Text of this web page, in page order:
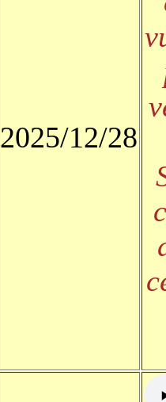
2025/12/28